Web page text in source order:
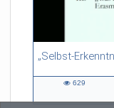
32:48 duration
629